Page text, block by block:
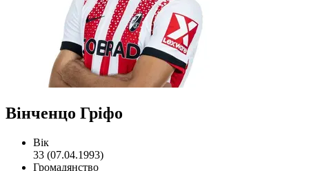
Вінченцо Гріфо
Вік
33 (07.04.1993)
Громадянство